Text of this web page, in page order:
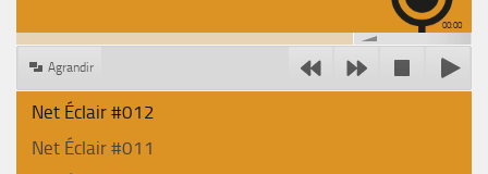
00:00
Agrandir
Net Éclair #012
Net Éclair #011